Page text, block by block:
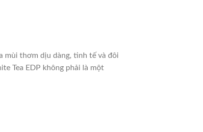
mùi thơm dịu dàng, tinh tế và đôi
Tea EDP không phải là một